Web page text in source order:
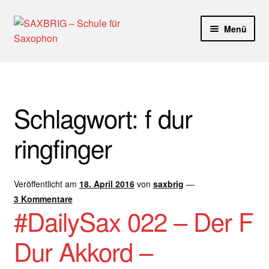
Zur
Navigation
Zum
Inhalt
Menü
Aktuelle Blog Artikel
ANMELDUNG
Dankeschön – Impro Basic Downloads (Youtube)
Datenschutz
Disclaimer
Schlagwort: f dur
ringfinger
Veröffentlicht am 18. April 2016 von saxbrig —
3 Kommentare
#DailySax 022 – Der F
Dur Akkord –